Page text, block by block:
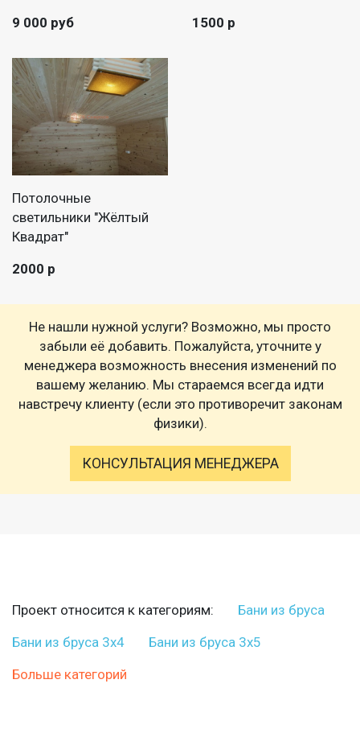
9 000 руб
1500 р
Потолочные
светильники "Жёлтый
Квадрат"
2000 р
Не нашли нужной услуги? Возможно, мы просто
забыли её добавить. Пожалуйста, уточните у
менеджера возможность внесения изменений по
вашему желанию. Мы стараемся всегда идти
навстречу клиенту (если это противоречит законам
физики).
КОНСУЛЬТАЦИЯ МЕНЕДЖЕРА
Проект относится к категориям:
Бани из бруса
Бани из бруса 3х4
Бани из бруса 3х5
Больше категорий